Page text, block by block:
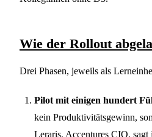
Wie der Rollout
Drei Phasen, jeweils als
Pilot mit einigen hundert
kein Produktivitätsgewinn,
Leraris, Accentures CIO,